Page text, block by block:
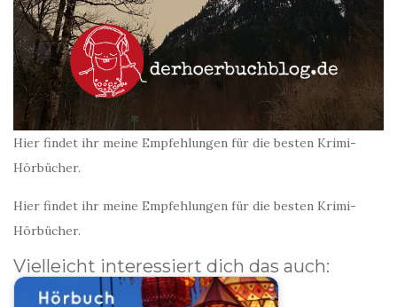
Hier findet ihr meine Empfehlungen für die besten Krimi-
Hörbücher.
Hier findet ihr meine Empfehlungen für die besten Krimi-
Hörbücher.
Vielleicht interessiert dich das auch: